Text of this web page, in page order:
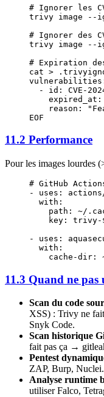
# Ignorer les
trivy image --
# Ignorer des
trivy image --
# Expiration
cat >
- id: CVE-
expired_at:
reason:
EOF
11.2 Performance
Pour les images lourdes
# GitHub
- uses : actions/
  with
:
    path
: ~/
    key
: trivy-
- uses :
  with
:
    cache-dir
:
11.3 Quand ne
Scan du code
XSS) : Trivy ne
Snyk Code.
Scan historique
fait pas ça →
Pentest
ZAP, Burp, Nuclei.
Analyse runtime
utiliser Falco,